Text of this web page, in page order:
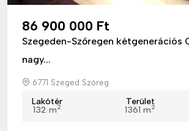
86 900 000 Ft
Szegeden-Szőregen kétgenerációs
nagy...
6771 Szeged Szőreg
Lakótér
132 m2
Terület
1361 m2